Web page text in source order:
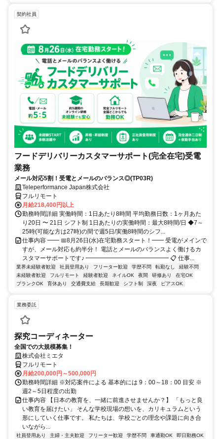
契約社員
フードデリバリーカスタマーサポート(完全在宅)受電
業務
メール対応5割！受電とメールのバランス◎(TP03R)
Teleperformance Japan株式会社
フルリモート
月給218,400円以上
勤務時間詳細 実働時間：1日あたり8時間 平均勤務日数：1ヶ月あた
り20日 〜 21日 シフト制 1日あたりの実働時間：最大8時間/日 ◆7～
25時(可能な方は27時)の間で週5日/実働8時間のシフ...
仕事内容 ━━ 📅8月26日(水)在宅勤務スタート！━━ 受電がメインで
すが、メール対応も約半分！ 電話とメールのバランスよく働けるカ
スタマーサポートです♪ ━━━━━━━━━━━━━━ 📋 仕事...
業界未経験者歓迎 社員登用あり フリーター歓迎 学歴不問 転勤なし
経験不問
未経験者歓迎
フルリモート 経験者歓迎 ネイルOK 夜間 研修あり
在宅OK
ブランクOK
育休あり 交通費支給 長期歓迎 シフト制 深夜 ピアスOK
業務委託
探究コーディネーター
全国での大規模募集！
株式会社ミエタ
フルリモート
月給200,000円～500,000円
勤務時間詳細 ※対応案件による 基本的には 9：00～18：00 目安 ※
週2～5日程度の出勤
仕事内容 【日本の教育を、一緒に前進させませんか？】 「もっと良
い教育を届けたい」 そんな学校現場の想いを、カリキュラムという
形にしていく仕事です。 私たちは、学校ごとの理念や課題に向き合
いながら...
社員登用あり 主婦・主夫歓迎 フリーター歓迎 学歴不問 車通勤OK
即日勤務OK